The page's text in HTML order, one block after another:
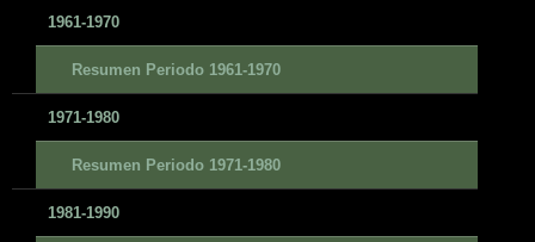
1961-1970
Resumen Periodo 1961-1970
1971-1980
Resumen Periodo 1971-1980
1981-1990